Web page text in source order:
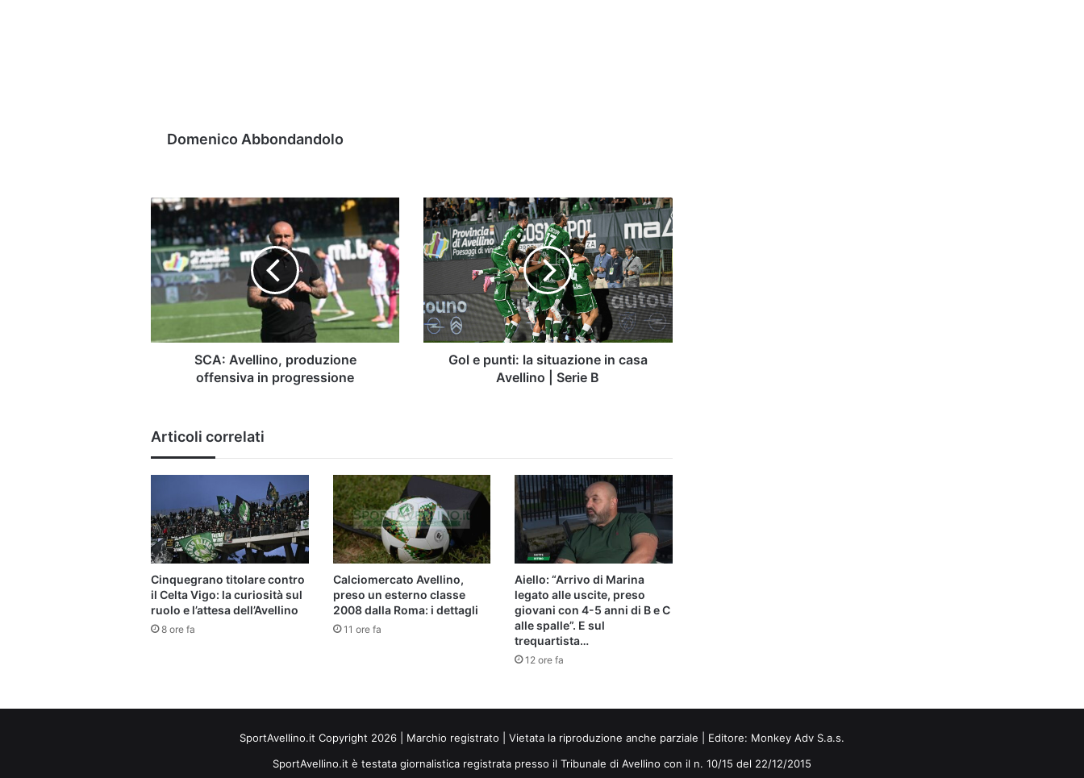
Domenico Abbondandolo
SCA:
Avellino,
produzione
offensiva
in
progressione
SCA: Avellino, produzione
offensiva in progressione
Gol
e
punti:
la
situazione
casa
Avellino
|
Gol e punti: la situazione in casa
Avellino | Serie B
Articoli correlati
Cinquegrano titolare contro
il Celta Vigo: la curiosità sul
ruolo e l’attesa dell’Avellino
8 ore fa
Calciomercato Avellino,
preso un esterno classe
2008 dalla Roma: i dettagli
11 ore fa
Aiello: “Arrivo di Marina
legato alle uscite, preso
giovani con 4-5 anni di B e C
alle spalle”. E sul
trequartista…
12 ore fa
SportAvellino.it Copyright 2026 | Marchio registrato | Vietata la riproduzione anche parziale | Editore: Monkey Adv S.a.s.
SportAvellino.it è testata giornalistica registrata presso il Tribunale di Avellino con il n. 10/15 del 22/12/2015